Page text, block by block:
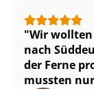
Wir
nach
der Ferne
mussten